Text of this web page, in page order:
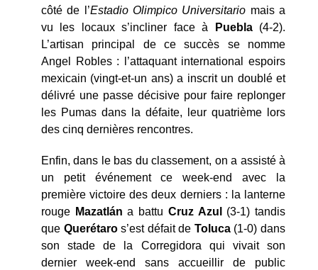
côté de l’Estadio Olimpico Universitario mais a
vu les locaux s’incliner face à
Puebla(4-2).
L’artisan principal de ce succès se nomme
Angel Robles : l’attaquant international espoirs
mexicain (vingt-et-un ans) a inscrit un doublé et
délivré une passe décisive pour faire replonger
les Pumas dans la défaite, leur quatrième lors
des cinq dernières rencontres.
Enfin, dans le bas du classement, on a assisté à
un petit événement ce week-end avec la
première victoire des deux derniers : la lanterne
rouge Mazatlán a battu Cruz Azul
(3-1) tandis
que Querétaros’est défait de Toluca(1-0) dans
son stade de la Corregidora qui vivait son
dernier week-end sans accueillir de public